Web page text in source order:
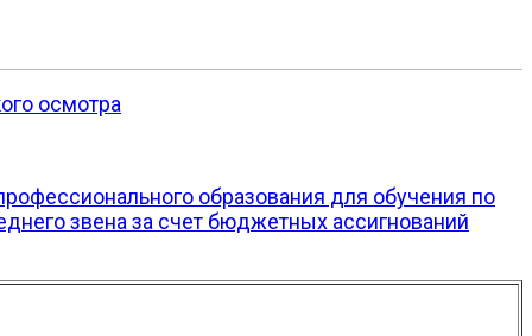
осмотра
образования для обучения по
звена за счет бюджетных ассигнований